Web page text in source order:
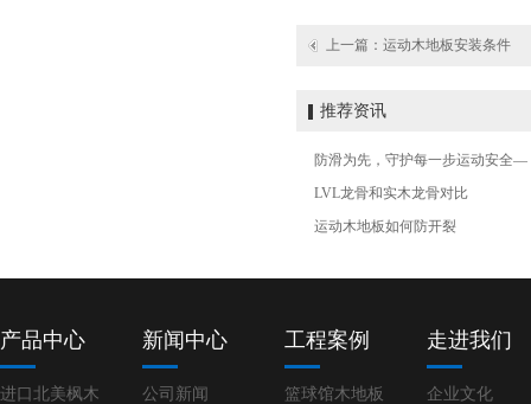
上一篇： 运动木地板安装条件
推荐资讯
防滑为先，守护每一步运动安全—
LVL龙骨和实木龙骨对比
运动木地板如何防开裂
产品中心
进口北美枫木
新闻中心
公司新闻
工程案例
篮球馆木地板
走进我们
企业文化